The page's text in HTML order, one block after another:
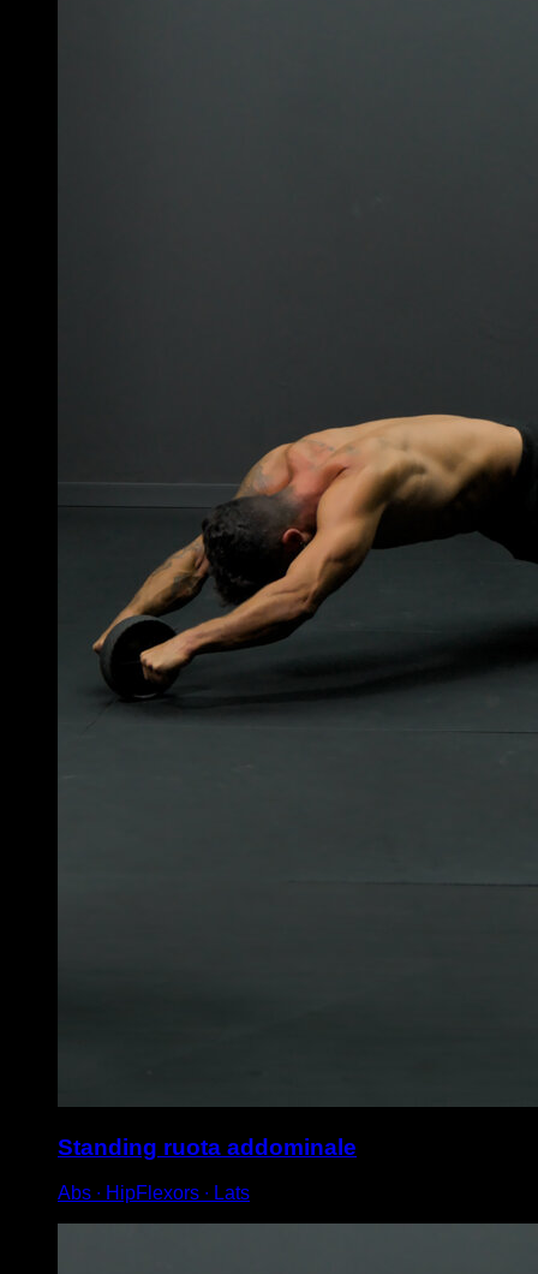
Standing ruota addominale
Abs ∙ HipFlexors ∙ Lats